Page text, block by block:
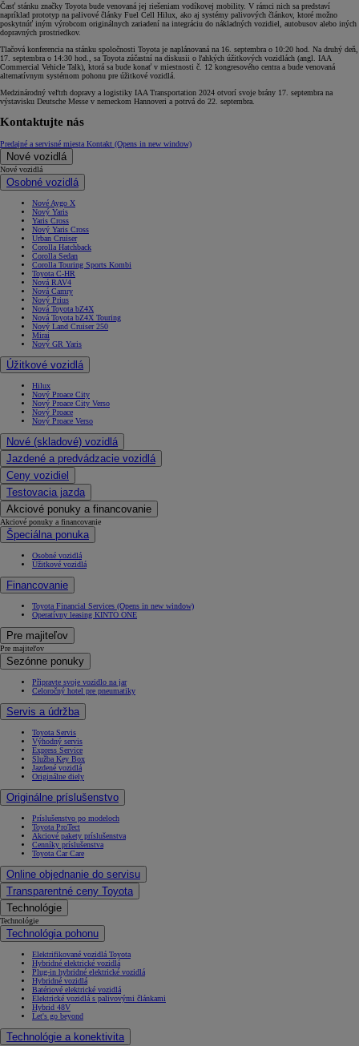
Časť stánku značky Toyota bude venovaná jej riešeniam vodíkovej mobility. V rámci nich sa predstaví
napríklad prototyp na palivové články Fuel Cell Hilux, ako aj systémy palivových článkov, ktoré možno
poskytnúť iným výrobcom originálnych zariadení na integráciu do nákladných vozidiel, autobusov alebo iných
dopravných prostriedkov.
Tlačová konferencia na stánku spoločnosti Toyota je naplánovaná na 16. septembra o 10:20 hod. Na druhý deň,
17. septembra o 14:30 hod., sa Toyota zúčastní na diskusii o ľahkých úžitkových vozidlách (angl. IAA
Commercial Vehicle Talk), ktorá sa bude konať v miestnosti č. 12 kongresového centra a bude venovaná
alternatívnym systémom pohonu pre úžitkové vozidlá.
Medzinárodný veľtrh dopravy a logistiky IAA Transportation 2024 otvorí svoje brány 17. septembra na
výstavisku Deutsche Messe v nemeckom Hannoveri a potrvá do 22. septembra.
Kontaktujte nás
Predajné a servisné miesta Kontakt (Opens in new window)
Nové vozidlá
Nové vozidlá
Osobné vozidlá
Nové Aygo X
Nový Yaris
Yaris Cross
Nový Yaris Cross
Urban Cruiser
Corolla Hatchback
Corolla Sedan
Corolla Touring Sports Kombi
Toyota C-HR
Nová RAV4
Nová Camry
Nový Prius
Nová Toyota bZ4X
Nová Toyota bZ4X Touring
Nový Land Cruiser 250
Mirai
Nový GR Yaris
Úžitkové vozidlá
Hilux
Nový Proace City
Nový Proace City Verso
Nový Proace
Nový Proace Verso
Nové (skladové) vozidlá
Jazdené a predvádzacie vozidlá
Ceny vozidiel
Testovacia jazda
Akciové ponuky a financovanie
Akciové ponuky a financovanie
Špeciálna ponuka
Osobné vozidlá
Úžitkové vozidlá
Financovanie
Toyota Financial Services (Opens in new window)
Operatívny leasing KINTO ONE
Pre majiteľov
Pre majiteľov
Sezónne ponuky
Připravte svoje vozidlo na jar
Celoročný hotel pre pneumatiky
Servis a údržba
Toyota Servis
Výhodný servis
Express Service
Služba Key Box
Jazdené vozidlá
Originálne diely
Originálne príslušenstvo
Príslušenstvo po modeloch
Toyota ProTect
Akciové pakety príslušenstva
Cenníky príslušenstva
Toyota Car Care
Online objednanie do servisu
Transparentné ceny Toyota
Technológie
Technológie
Technológia pohonu
Elektrifikované vozidlá Toyota
Hybridné elektrické vozidlá
Plug-in hybridné elektrické vozidlá
Hybridné vozidlá
Batériové elektrické vozidlá
Elektrické vozidlá s palivovými článkami
Hybrid 48V
Let's go beyond
Technológie a konektivita